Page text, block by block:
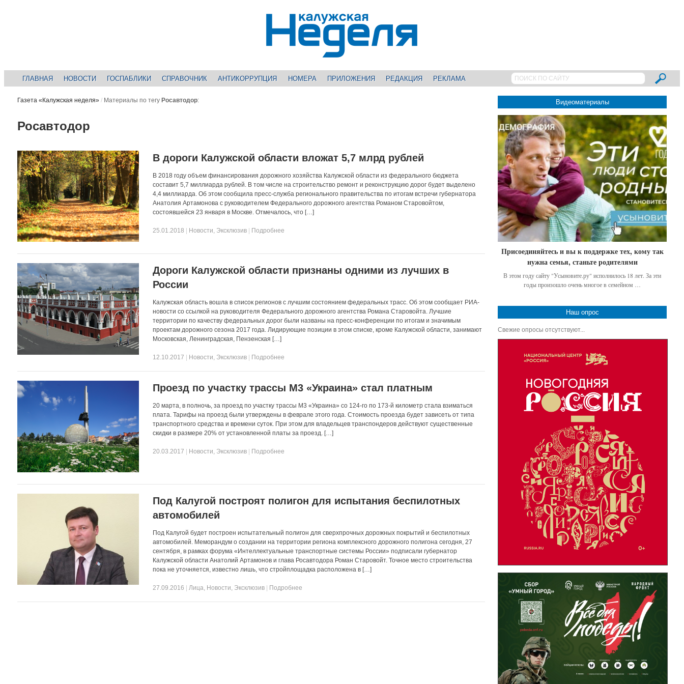
ГЛАВНАЯ НОВОСТИ ГОСПАБЛИКИ СПРАВОЧНИК АНТИКОРРУПЦИЯ НОМЕРА ПРИЛОЖЕНИЯ РЕДАКЦИЯ РЕКЛАМА
Газета «Калужская неделя» / Материалы по тегу Росавтодор:
Росавтодор
В дороги Калужской области вложат 5,7 млрд рублей
В 2018 году объем финансирования дорожного хозяйства Калужской области из федерального бюджета
составит 5,7 миллиарда рублей. В том числе на строительство ремонт и реконструкцию дорог будет выделено
4,4 миллиарда. Об этом сообщила пресс-служба регионального правительства по итогам встречи губернатора
Анатолия Артамонова с руководителем Федерального дорожного агентства Романом Старовойтом,
состоявшейся 23 января в Москве. Отмечалось, что […]
25.01.2018 Новости, Эксклюзив Подробнее
Дороги Калужской области признаны одними из лучших в
России
Калужская область вошла в список регионов с лучшим состоянием федеральных трасс. Об этом сообщает РИА-
новости со ссылкой на руководителя Федерального дорожного агентства Романа Старовойта. Лучшие
территории по качеству федеральных дорог были названы на пресс-конференции по итогам и значимым
проектам дорожного сезона 2017 года. Лидирующие позиции в этом списке, кроме Калужской области, занимают
Московская, Ленинградская, Пензенская […]
12.10.2017 Новости, Эксклюзив Подробнее
Проезд по участку трассы М3 «Украина» стал платным
20 марта, в полночь, за проезд по участку трассы М3 «Украина» со 124-го по 173-й километр стала взиматься
плата. Тарифы на проезд были утверждены в феврале этого года. Стоимость проезда будет зависеть от типа
транспортного средства и времени суток. При этом для владельцев транспондеров действуют существенные
скидки в размере 20% от установленной платы за проезд. […]
20.03.2017 Новости, Эксклюзив Подробнее
Под Калугой построят полигон для испытания беспилотных
автомобилей
Под Калугой будет построен испытательный полигон для сверхпрочных дорожных покрытий и беспилотных
автомобилей. Меморандум о создании на территории региона комплексного дорожного полигона сегодня, 27
сентября, в рамках форума «Интеллектуальные транспортные системы России» подписали губернатор
Калужской области Анатолий Артамонов и глава Росавтодора Роман Старовойт. Точное место строительства
пока не уточняется, известно лишь, что стройплощадка расположена в […]
27.09.2016 | Лица Новости Эксклюзив | Подробнее
Видеоматериалы
Присоединяйтесь и вы к поддержке тех, кому так
нужна семья, станьте родителями
В этом году сайту "Усыновите.ру" исполнилось 18 лет. За эти
годы произошло очень многое в семейном …
Наш опрос
Свежие опросы отсутствуют...